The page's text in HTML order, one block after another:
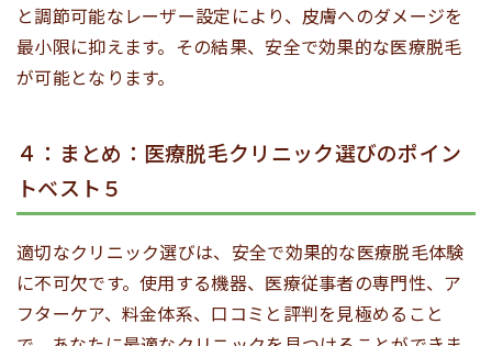
と調節可能なレーザー設定により、皮膚へのダメージを
最小限に抑えます。その結果、安全で効果的な医療脱毛
が可能となります。
４：まとめ：医療脱毛クリニック選びのポイン
トベスト５
適切なクリニック選びは、安全で効果的な医療脱毛体験
に不可欠です。使用する機器、医療従事者の専門性、ア
フターケア、料金体系、口コミと評判を見極めること